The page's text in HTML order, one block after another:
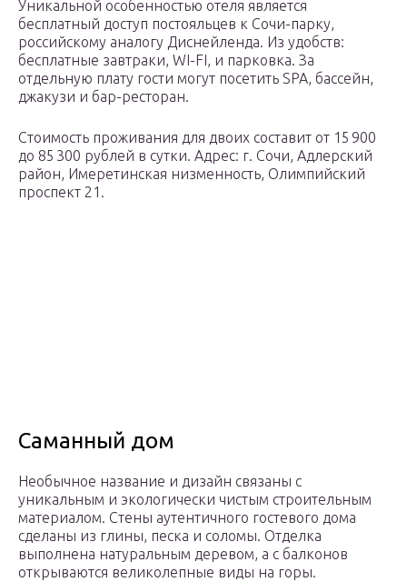
Уникальной особенностью отеля является
бесплатный доступ постояльцев к Сочи-парку,
российскому аналогу Диснейленда. Из удобств:
бесплатные завтраки, WI-FI, и парковка. За
отдельную плату гости могут посетить SPA, бассейн,
джакузи и бар-ресторан.
Стоимость проживания для двоих составит от 15 900
до 85 300 рублей в сутки. Адрес: г. Сочи, Адлерский
район, Имеретинская низменность, Олимпийский
проспект 21.
Саманный дом
Необычное название и дизайн связаны с
уникальным и экологически чистым строительным
материалом. Стены аутентичного гостевого дома
сделаны из глины, песка и соломы. Отделка
выполнена натуральным деревом, а с балконов
открываются великолепные виды на горы.